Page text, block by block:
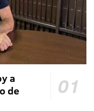
a
de